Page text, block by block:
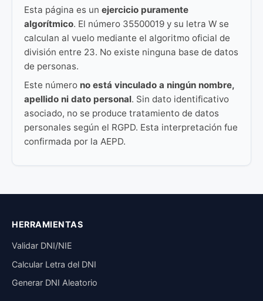
Esta página es un ejercicio puramente
algorítmico. El número 35500019 y su letra W se
calculan al vuelo mediante el algoritmo oficial de
división entre 23. No existe ninguna base de datos
de personas.
Este número no está vinculado a ningún nombre,
apellido ni dato personal. Sin dato identificativo
asociado, no se produce tratamiento de datos
personales según el RGPD. Esta interpretación fue
confirmada por la AEPD.
HERRAMIENTAS
Validar DNI/NIE
Calcular Letra del DNI
Generar DNI Aleatorio